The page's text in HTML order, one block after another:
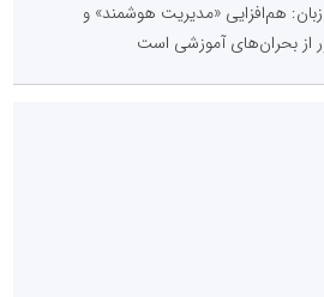
هم‌افزایی «مدیریت هوشمند» و
از بحران‌های آموزشی است